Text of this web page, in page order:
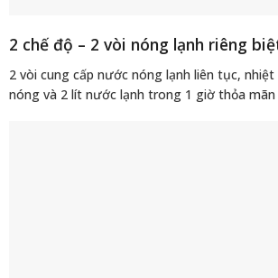
2 chế độ – 2 vòi nóng lạnh riêng
2 vòi cung cấp nước nóng lạnh liên tục,
nóng và 2 lít nước lạnh trong 1 giờ thỏa